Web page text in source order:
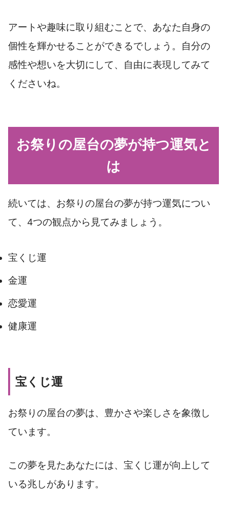
アートや趣味に取り組むことで、あなた自身の
個性を輝かせることができるでしょう。自分の
感性や想いを大切にして、自由に表現してみて
くださいね。
お祭りの屋台の夢が持つ運気と
は
続いては、お祭りの屋台の夢が持つ運気につい
て、4つの観点から見てみましょう。
宝くじ運
金運
恋愛運
健康運
宝くじ運
お祭りの屋台の夢は、豊かさや楽しさを象徴し
ています。
この夢を見たあなたには、宝くじ運が向上して
いる兆しがあります。